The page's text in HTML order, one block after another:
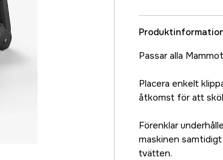
Passar alla
Placera enkelt
åtkomst för att
Förenklar
maskinen
tvätten.